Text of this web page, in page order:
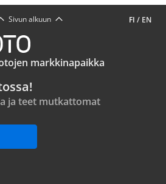
FI / EN
Sivun alkuun
markkinapaikka
ja teet mutkattomat